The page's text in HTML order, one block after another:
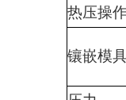
热压操
镶嵌模